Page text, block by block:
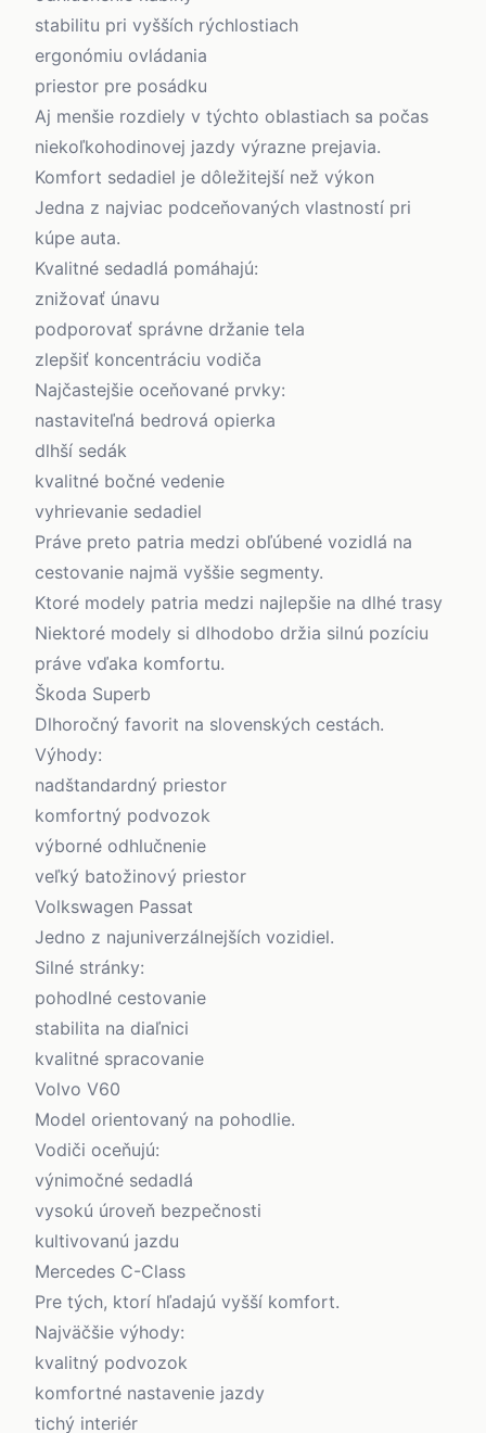
stabilitu pri vyšších rýchlostiach
ergonómiu ovládania
priestor pre posádku
Aj menšie rozdiely v týchto oblastiach sa počas
niekoľkohodinovej jazdy výrazne prejavia.
Komfort sedadiel je dôležitejší než výkon
Jedna z najviac podceňovaných vlastností pri
kúpe auta.
Kvalitné sedadlá pomáhajú:
znižovať únavu
podporovať správne držanie tela
zlepšiť koncentráciu vodiča
Najčastejšie oceňované prvky:
nastaviteľná bedrová opierka
dlhší sedák
kvalitné bočné vedenie
vyhrievanie sedadiel
Práve preto patria medzi obľúbené vozidlá na
cestovanie najmä vyššie segmenty.
Ktoré modely patria medzi najlepšie na dlhé trasy
Niektoré modely si dlhodobo držia silnú pozíciu
práve vďaka komfortu.
Škoda Superb
Dlhoročný favorit na slovenských cestách.
Výhody:
nadštandardný priestor
komfortný podvozok
výborné odhlučnenie
veľký batožinový priestor
Volkswagen Passat
Jedno z najuniverzálnejších vozidiel.
Silné stránky:
pohodlné cestovanie
stabilita na diaľnici
kvalitné spracovanie
Volvo V60
Model orientovaný na pohodlie.
Vodiči oceňujú:
výnimočné sedadlá
vysokú úroveň bezpečnosti
kultivovanú jazdu
Mercedes C-Class
Pre tých, ktorí hľadajú vyšší komfort.
Najväčšie výhody:
kvalitný podvozok
komfortné nastavenie jazdy
tichý interiér